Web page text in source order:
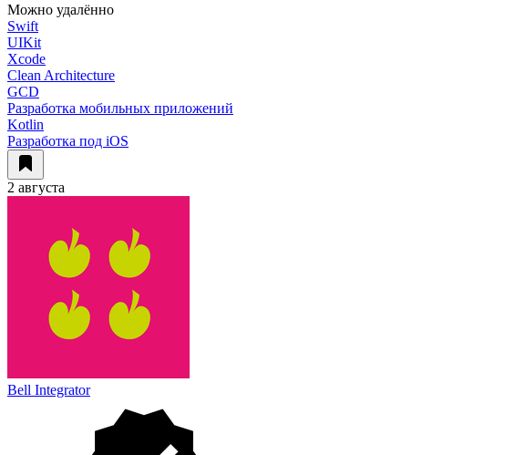
Можно удалённо
Swift
UIKit
Xcode
Clean Architecture
GCD
Разработка мобильных приложений
Kotlin
Разработка под iOS
2 августа
Bell Integrator